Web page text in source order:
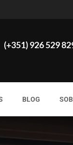
(+351) 926 529
BLOG